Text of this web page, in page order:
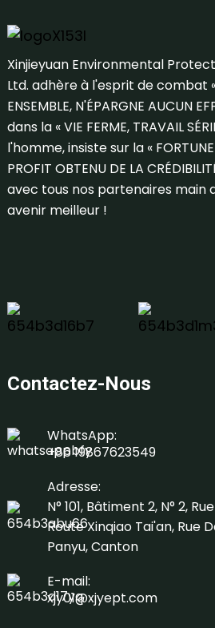
Xinjieyuan Environmental
Ltd. adhère à l'esprit de combat «
ENSEMBLE, N'ÉPARGNE AUCUN
dans la « VIE FERME, TRAVAIL
l'homme, insiste sur la « FORTUNE
PROFIT OBTENU DE LA
avec tous nos partenaires main
avenir meilleur !
Contactez-Nous
WhatsApp:
+86 19867623549
Adresse:
N° 101, Bâtiment 2, N° 2,
Route Xinqiao Tai'an, Rue
Panyu, Canton
E-mail:
xjy01@xjyept.com